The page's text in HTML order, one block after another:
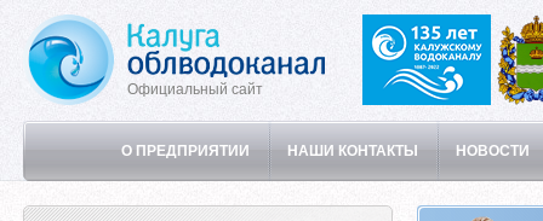
Официальный сайт
О ПРЕДПРИЯТИИ НАШИ КОНТАКТЫ НОВОСТИ